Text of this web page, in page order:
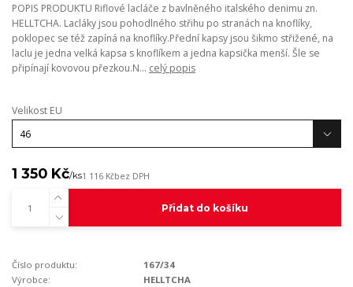
POPIS PRODUKTU Riflové lacláče z bavlněného italského denimu zn.
HELLTCHA. Lacláky jsou pohodlného střihu po stranách na knoflíky,
poklopec se též zapíná na knoflíky.Přední kapsy jsou šikmo střižené, na
laclu je jedna velká kapsa s knoflíkem a jedna kapsička menší. Šle se
připínají kovovou přezkou.N... celý popis
Velikost EU
1 350 Kč/ks1 116 Kčbez DPH
Přidat do košíku
Číslo produktu:
167/34
Výrobce:
HELLTCHA